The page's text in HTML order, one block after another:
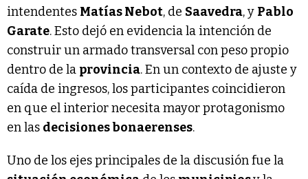
intendentes Matías Nebot, de Saavedra, y Pablo
Garate. Esto dejó en evidencia la intención de
construir un armado transversal con peso propio
dentro de la provincia. En un contexto de ajuste y
caída de ingresos, los participantes coincidieron
en que el interior necesita mayor protagonismo
en las decisiones bonaerenses.
Uno de los ejes principales de la discusión fue la